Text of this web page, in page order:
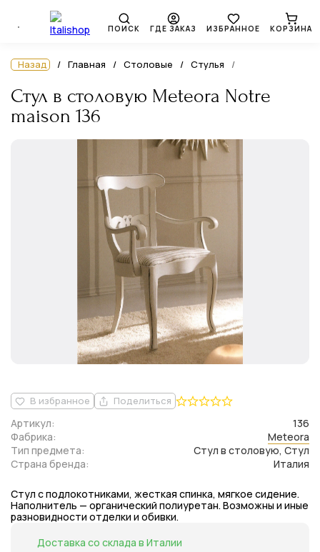
ПОИСК ГДЕ ЗАКАЗ ИЗБРАННОЕ КОРЗИНА
Назад Главная Столовые Стулья
Стул в столовую Meteora Notre
maison 136
В избранное Поделиться
Фабрика: Meteora
Артикул:
136
Тип предмета:
Стул в столовую, Стул
Страна бренда:
Италия
Стул с подлокотниками, жесткая спинка, мягкое сидение.
Наполнитель — органический полиуретан. Возможны и иные
разновидности отделки и обивки.
Доставка со склада в Италии